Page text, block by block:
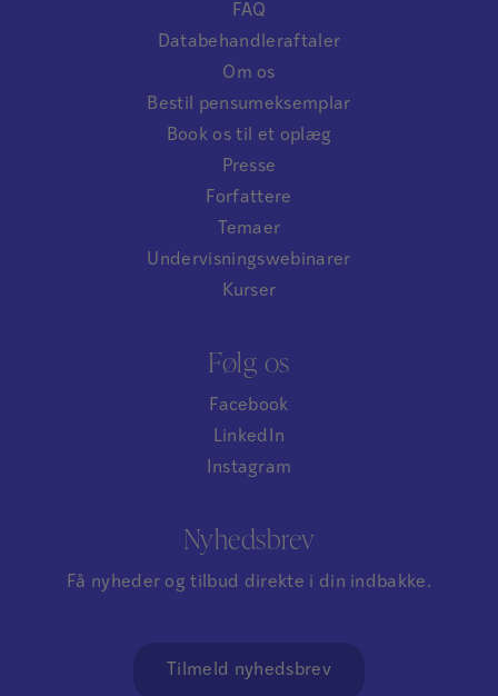
FAQ
Databehandleraftaler
Om os
Bestil pensumeksemplar
Book os til et oplæg
Presse
Forfattere
Temaer
Undervisningswebinarer
Kurser
Følg os
Facebook
LinkedIn
Instagram
Nyhedsbrev
Få nyheder og tilbud direkte i din indbakke.
Tilmeld nyhedsbrev